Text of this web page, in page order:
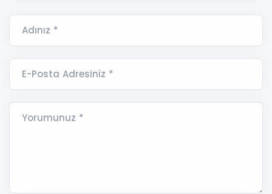
Adınız *
E-Posta Adresiniz *
Yorumunuz *